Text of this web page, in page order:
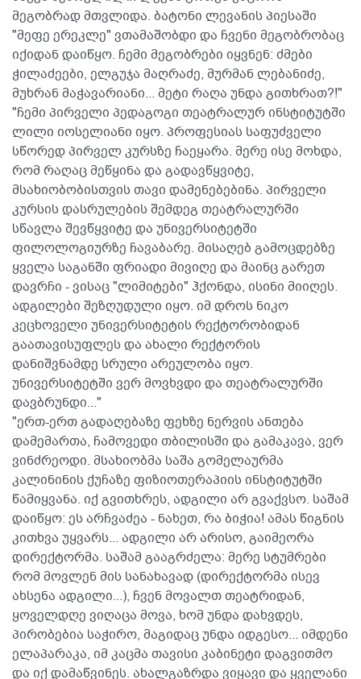
მეგობრად მთვლიდა. ბატონი ლევანის პიესაში
"მეფე ერეკლე" ვთამაშობდი და ჩვენი მეგობრობაც
იქიდან დაიწყო. ჩემი მეგობრები იყვნენ: ძმები
ჭილაძეები, ელგუჯა მაღრაძე, მურმან ლებანიძე,
მუხრან მაჭავარიანი... მეტი რაღა უნდა გითხრათ?!"
"ჩემი პირველი პედაგოგი თეატრალურ ინსტიტუტში
ლილი იოსელიანი იყო. პროფესიას საფუძველი
სწორედ პირველ კურსზე ჩაეყარა. მერე ისე მოხდა,
რომ რაღაც მეწყინა და გადავწყვიტე,
მსახიობობისთვის თავი დამენებებინა. პირველი
კურსის დასრულების შემდეგ თეატრალურში
სწავლა შევწყვიტე და უნივერსიტეტში
ფილოლოგიურზე ჩავაბარე. მისაღებ გამოცდებზე
ყველა საგანში ფრიადი მივიღე და მაინც გარეთ
დავრჩი - ვისაც "ლიმიტები" ჰქონდა, ისინი მიიღეს.
ადგილები შეზღუდული იყო. იმ დროს ნიკო
კეცხოველი უნივერსიტეტის რექტორობიდან
გაათავისუფლეს და ახალი რექტორის
დანიშვნამდე სრული არეულობა იყო.
უნივერსიტეტში ვერ მოვხვდი და თეატრალურში
დავბრუნდი..."
"ერთ-ერთ გადაღებაზე ფეხზე ნერვის ანთება
დამემართა, ჩამოვედი თბილისში და გამაკავა, ვერ
ვინძრეოდი. მსახიობმა საშა გომელაურმა
კალინინის ქუჩაზე ფიზიოთერაპიის ინსტიტუტში
წამიყვანა. იქ გვითხრეს, ადგილი არ გვაქვსო. საშამ
დაიწყო: ეს არჩვაძეა - ნახეთ, რა ბიჭია! ამას წიგნის
კითხვა უყვარს... ადგილი არ არისო, გაიმეორა
დირექტორმა. საშამ გააგრძელა: მერე სტუმრები
რომ მოვლენ მის სანახავად (დირექტორმა ისევ
ახსენა ადგილი...), ჩვენ მოვალთ თეატრიდან,
ყოველდღე ვიღაცა მოვა, ხომ უნდა დახვდეს,
პირობებია საჭირო, მაგიდაც უნდა იდგესო... იმდენი
ელაპარაკა, იმ კაცმა თავისი კაბინეტი დაგვითმო
და იქ დამაწვინეს. ახალგაზრდა ვიყავი და ყველანი